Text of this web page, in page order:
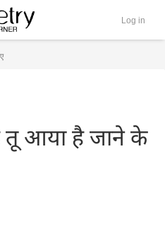
Log in
तू आया है जाने के